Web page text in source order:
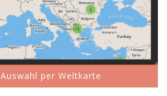
per Weltkarte